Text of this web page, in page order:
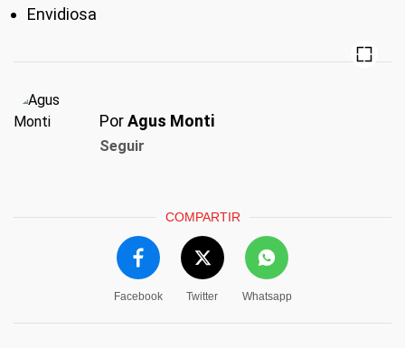
Envidiosa
PorAgus Monti
Seguir
COMPARTIR
Facebook Twitter Whatsapp